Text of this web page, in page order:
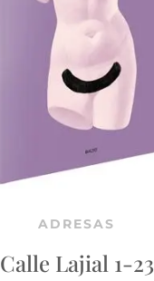
ADRESAS
Calle Lajial 1-23